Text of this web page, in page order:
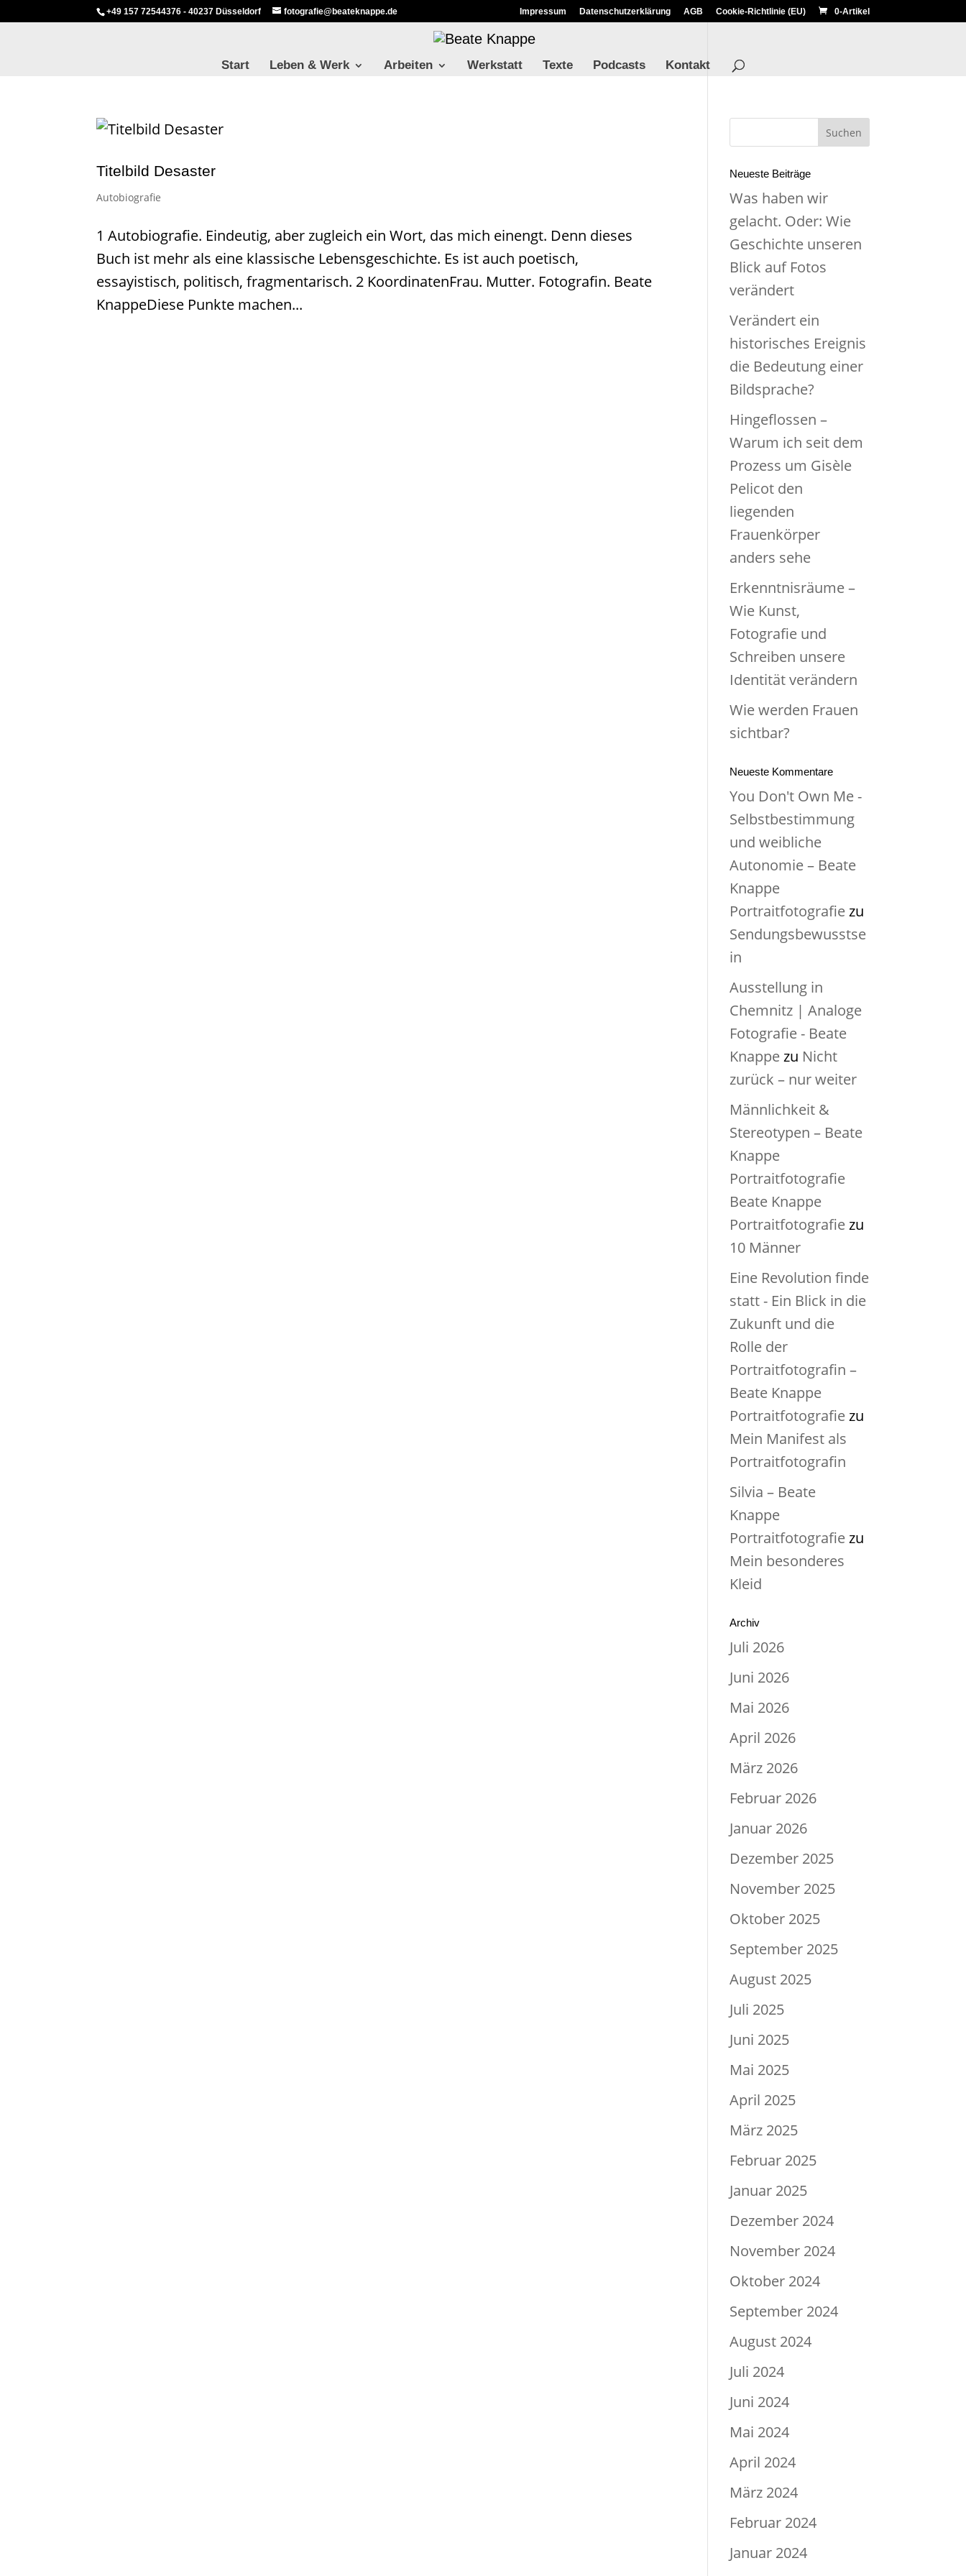
+49 157 72544376 - 40237 Düsseldorf fotografie@beateknappe.de Impressum Datenschutzerklärung AGB Cookie-Richtlinie (EU) 0-Artikel
Start Leben & Werk Arbeiten Werkstatt Texte Podcasts Kontakt
Titelbild Desaster
Autobiografie
1 Autobiografie. Eindeutig, aber zugleich ein Wort, das mich einengt. Denn dieses
Buch ist mehr als eine klassische Lebensgeschichte. Es ist auch poetisch,
essayistisch, politisch, fragmentarisch. 2 KoordinatenFrau. Mutter. Fotografin. Beate
KnappeDiese Punkte machen...
Neueste Beiträge
Was haben wir
gelacht. Oder: Wie
Geschichte unseren
Blick auf Fotos
verändert
Verändert ein
historisches Ereignis
die Bedeutung einer
Bildsprache?
Hingeflossen –
Warum ich seit dem
Prozess um Gisèle
Pelicot den
liegenden
Frauenkörper
anders sehe
Erkenntnisräume –
Wie Kunst,
Fotografie und
Schreiben unsere
Identität verändern
Wie werden Frauen
sichtbar?
Neueste Kommentare
You Don't Own Me -
Selbstbestimmung
und weibliche
Autonomie – Beate
Knappe
Portraitfotografiezu
Sendungsbewusstse
in
Ausstellung in
Chemnitz | Analoge
Fotografie - Beate
Knappezu Nicht
zurück – nur weiter
Männlichkeit &
Stereotypen – Beate
Knappe
Portraitfotografie
Beate Knappe
Portraitfotografiezu
10 Männer
Eine Revolution finde
statt - Ein Blick in die
Zukunft und die
Rolle der
Portraitfotografin –
Beate Knappe
Portraitfotografiezu
Mein Manifest als
Portraitfotografin
Silvia – Beate
Knappe
Portraitfotografiezu
Mein besonderes
Kleid
Archiv
Juli 2026
Juni 2026
Mai 2026
April 2026
März 2026
Februar 2026
Januar 2026
Dezember 2025
November 2025
Oktober 2025
September 2025
August 2025
Juli 2025
Juni 2025
Mai 2025
April 2025
März 2025
Februar 2025
Januar 2025
Dezember 2024
November 2024
Oktober 2024
September 2024
August 2024
Juli 2024
Juni 2024
Mai 2024
April 2024
März 2024
Februar 2024
Januar 2024